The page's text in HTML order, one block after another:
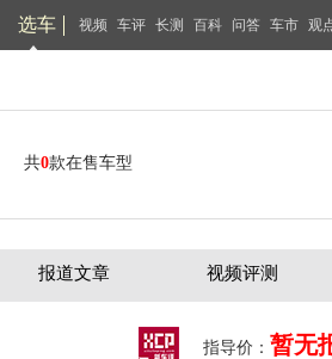
选车 视频 车评 长测 百科 问答 车市 观
共0款在售车型
报道文章 视频评测
指导价： 暂无